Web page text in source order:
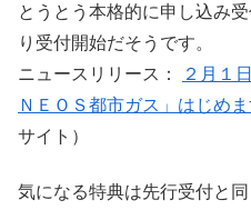
とうとう本格的に申し込み
り受付開始だそうです。
ニュースリリース：
２月１
ＮＥＯＳ都市ガス」はじめま
サイト）
気になる特典は先行受付と